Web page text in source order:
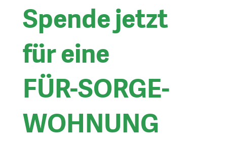
Spende jetzt
für eine
FÜR-SORGE-
WOHNUNG